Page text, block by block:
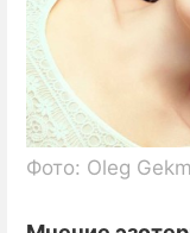
Фото: Oleg